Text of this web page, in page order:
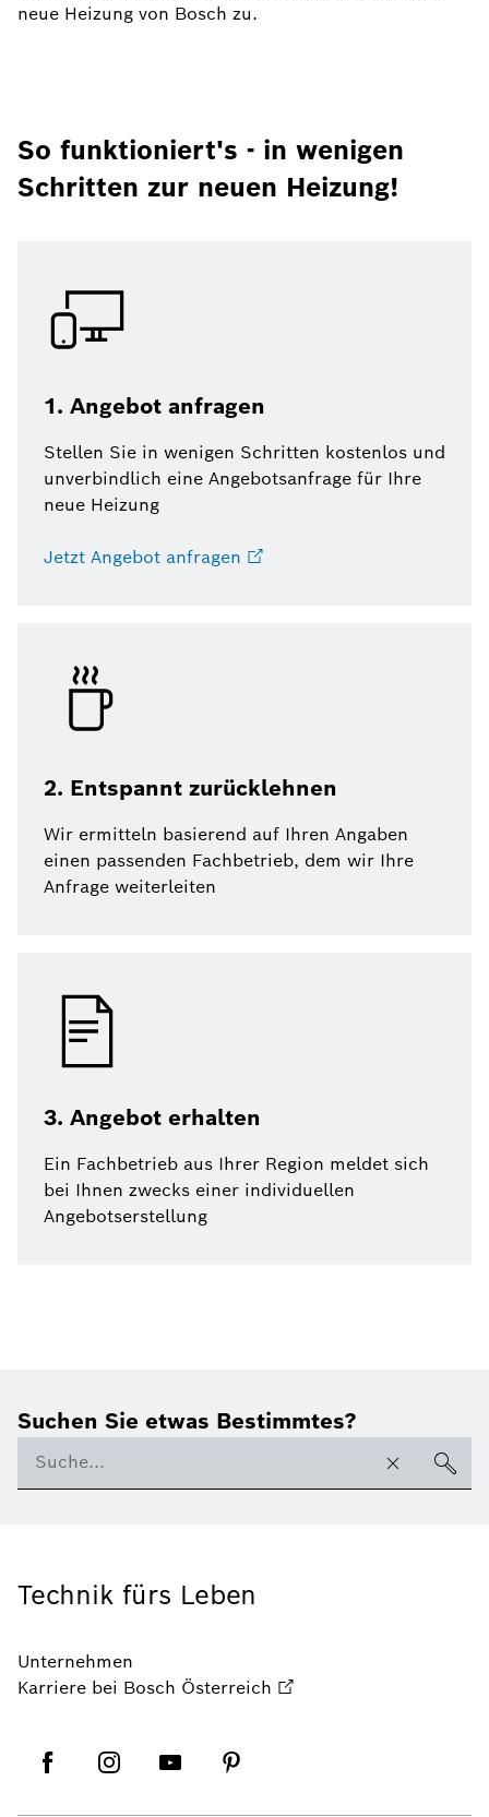
neue Heizung von Bosch zu.
So funktioniert's - in wenigen
Schritten zur neuen Heizung!
1. Angebot anfragen
Stellen Sie in wenigen Schritten kostenlos und
unverbindlich eine Angebotsanfrage für Ihre
neue Heizung
Jetzt Angebot anfragen
2. Entspannt zurücklehnen
Wir ermitteln basierend auf Ihren Angaben
einen passenden Fachbetrieb, dem wir Ihre
Anfrage weiterleiten
3. Angebot erhalten
Ein Fachbetrieb aus Ihrer Region meldet sich
bei Ihnen zwecks einer individuellen
Angebotserstellung
Suchen Sie etwas Bestimmtes?
Technik fürs Leben
Unternehmen
Karriere bei Bosch Österreich